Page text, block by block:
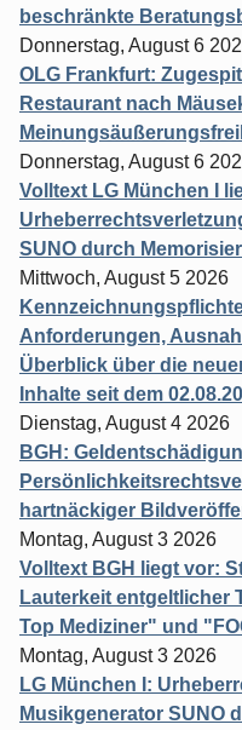
beschränkte
Donnerstag, August 6
OLG Frankfurt:
Restaurant nach
Donnerstag, August 6
Volltext LG München I
SUNO durch
Mittwoch, August 5 2026
Anforderungen,
Überblick über die
Inhalte seit dem
Dienstag, August 4 2026
BGH:
hartnäckiger
Montag, August 3 2026
Volltext BGH liegt vor:
Lauterkeit entgeltlicher
Top Mediziner" und
Montag, August 3 2026
LG München I:
Musikgenerator SUNO